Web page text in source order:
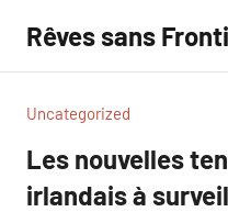
contenu
Rêves sans
Uncategorized
Les nouvelles
irlandais à